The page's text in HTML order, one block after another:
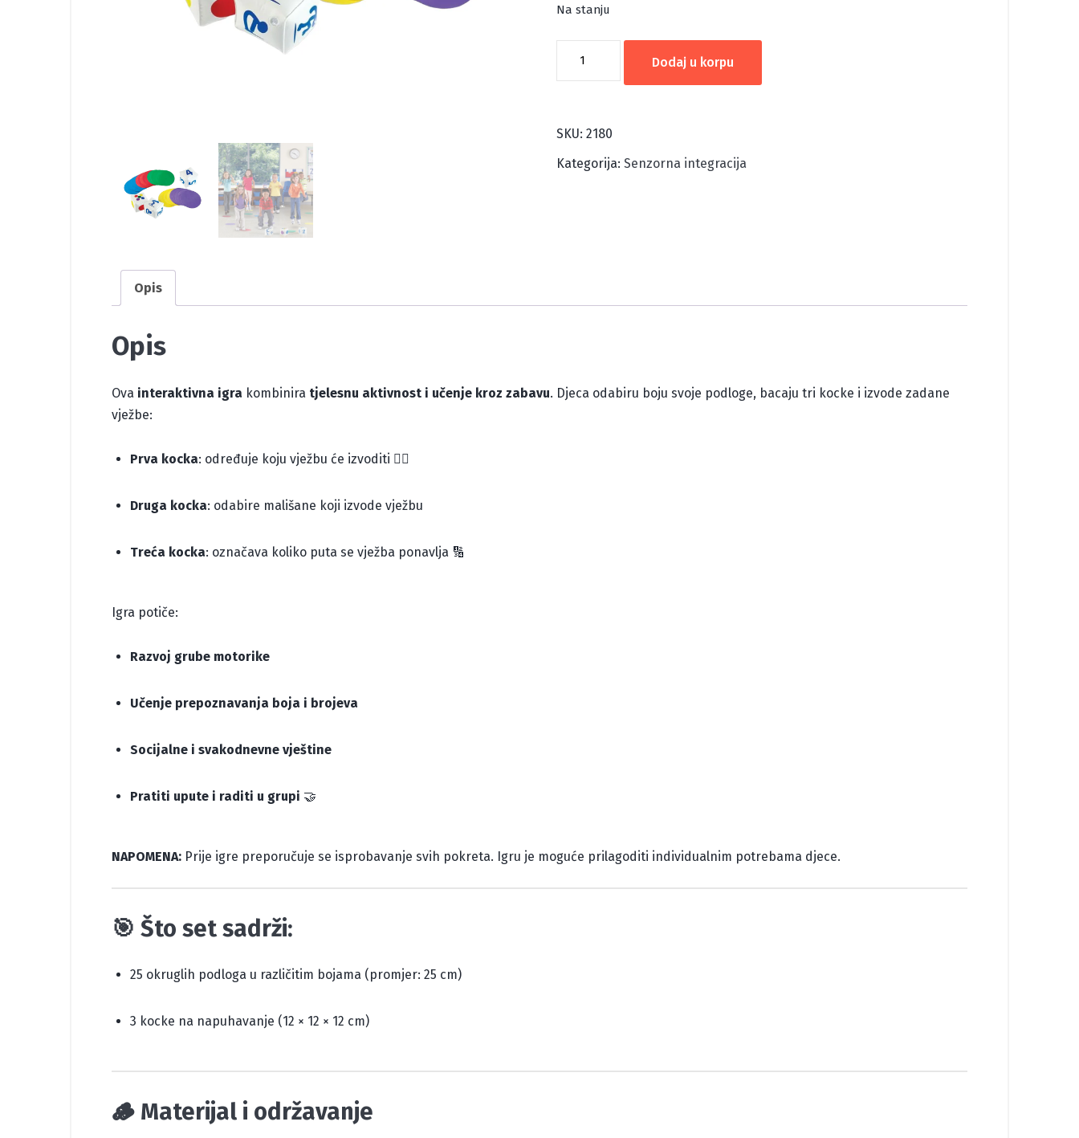
Na stanju
količina
Dodaj u korpu
SKU:2180
Kategorija:Senzorna integracija
Opis
Opis
Ova interaktivna igra kombinira tjelesnu aktivnost i učenje kroz zabavu. Djeca odabiru boju svoje podloge, bacaju tri kocke i izvode zadane
vježbe:
Prva kocka: određuje koju vježbu će izvoditi 🏋️‍♂️
Druga kocka: odabire mališane koji izvode vježbu
Treća kocka: označava koliko puta se vježba ponavlja 🔢
Igra potiče:
Razvoj grube motorike
Učenje prepoznavanja boja i brojeva
Socijalne i svakodnevne vještine
Pratiti upute i raditi u grupi 🤝
NAPOMENA: Prije igre preporučuje se isprobavanje svih pokreta. Igru je moguće prilagoditi individualnim potrebama djece.
🎯 Što set sadrži:
25 okruglih podloga u različitim bojama (promjer: 25 cm)
3 kocke na napuhavanje (12 × 12 × 12 cm)
🪵 Materijal i održavanje